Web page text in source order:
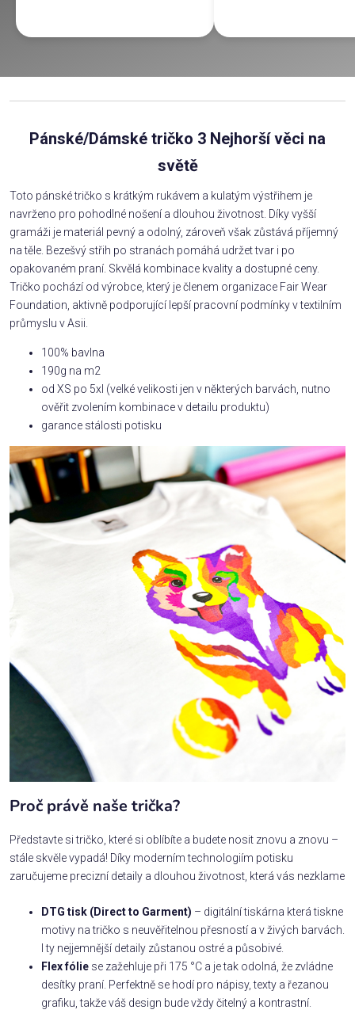
Pánské/Dámské tričko 3 Nejhorší věci na
světě
Toto pánské tričko s krátkým rukávem a kulatým výstřihem je
navrženo pro pohodlné nošení a dlouhou životnost. Díky vyšší
gramáži je materiál pevný a odolný, zároveň však zůstává příjemný
na těle. Bezešvý střih po stranách pomáhá udržet tvar i po
opakovaném praní. Skvělá kombinace kvality a dostupné ceny.
Tričko pochází od výrobce, který je členem organizace Fair Wear
Foundation, aktivně podporující lepší pracovní podmínky v textilním
průmyslu v Asii.
100% bavlna
190g na m2
od XS po 5xl (velké velikosti jen v některých barvách, nutno
ověřit zvolením kombinace v detailu produktu)
garance stálosti potisku
Proč právě naše trička?
Představte si tričko, které si oblíbíte a budete nosit znovu a znovu –
stále skvěle vypadá! Díky moderním technologiím potisku
zaručujeme precizní detaily a dlouhou životnost, která vás nezklame
DTG tisk (Direct to Garment) – digitální tiskárna která tiskne
motivy na tričko s neuvěřitelnou přesností a v živých barvách.
I ty nejjemnější detaily zůstanou ostré a působivé.
Flex fólie se zažehluje při 175 °C a je tak odolná, že zvládne
desítky praní. Perfektně se hodí pro nápisy, texty a řezanou
grafiku, takže váš design bude vždy čitelný a kontrastní.